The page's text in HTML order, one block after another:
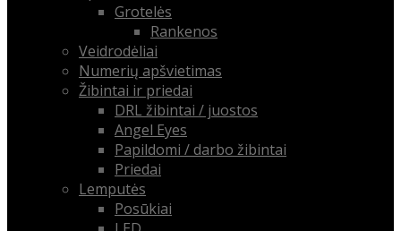
Grotelės
Rankenos
Veidrodėliai
Numerių apšvietimas
Žibintai ir priedai
DRL žibintai / juostos
Angel Eyes
Papildomi / darbo žibintai
Priedai
Lemputės
Posūkiai